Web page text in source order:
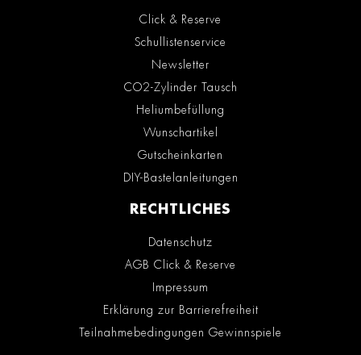
Click & Reserve
Schullistenservice
Newsletter
CO2-Zylinder Tausch
Heliumbefüllung
Wunschartikel
Gutscheinkarten
DIY-Bastelanleitungen
RECHTLICHES
Datenschutz
AGB Click & Reserve
Impressum
Erklärung zur Barrierefreiheit
Teilnahmebedingungen Gewinnspiele